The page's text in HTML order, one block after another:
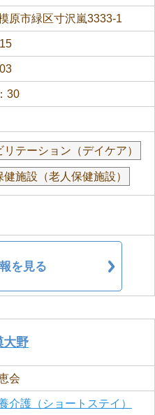
原市緑区寸沢嵐3333-1
30
テーション（デイケア）
施設（老人保健施設）
を見る
野
会
介護（ショートステイ）